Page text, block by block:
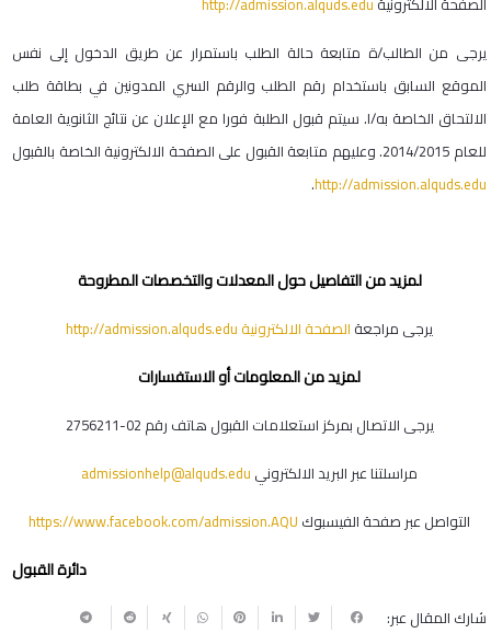
يرجى من الطالب/ة متابعة حالة الطلب باستمرار عن طريق الدخول إلى نفس
الموقع السابق باستخدام رقم الطلب والرقم السري المدونين في بطاقة طلب
الالتحاق الخاصة به/ا. سيتم قبول الطلبة فورا مع الإعلان عن نتائج الثانوية العامة
للعام 2014/2015. وعليهم متابعة القبول على الصفحة الالكترونية الخاصة بالقبول
http://admission.alquds.edu
.
لمزيد من التفاصيل حول المعدلات والتخصصات المطروحة
يرجى مراجعة الصفحة الالكترونية http://admission.alquds.edu
لمزيد من المعلومات أو الاستفسارات
يرجى الاتصال بمركز استعلامات القبول هاتف رقم 02-2756211
مراسلتنا عبر البريد الالكتروني admissionhelp@alquds.edu
التواصل عبر صفحة الفيسبوك https://www.facebook.com/admission.AQU
دائرة القبول
شارك المقال عبر: